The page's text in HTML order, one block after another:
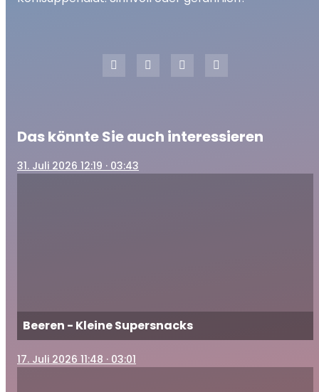
Das könnte Sie auch interessieren
31. Juli 2026 12:19 · 03:43
Beeren - Kleine Supersnacks
17. Juli 2026 11:48 · 03:01